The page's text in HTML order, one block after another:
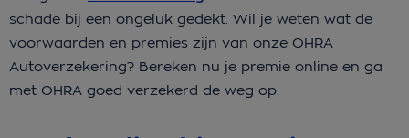
schade bij een ongeluk gedekt. Wil je weten wat de
voorwaarden en premies zijn van onze OHRA
Autoverzekering? Bereken nu je premie online en ga
met OHRA goed verzekerd de weg op.